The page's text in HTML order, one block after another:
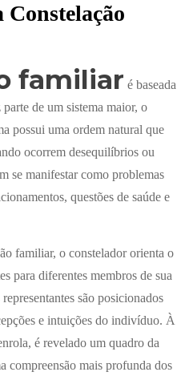
familiar é baseada
de um sistema maior, o
possui uma ordem natural que
ocorrem desequilíbrios ou
se manifestar como problemas
questões de saúde e
familiar, o constelador orienta o
para diferentes membros de sua
são posicionados
e intuições do indivíduo. À
é revelado um quadro da
compreensão mais profunda dos